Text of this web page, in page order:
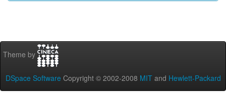
Theme by
DSpace Software Copyright © 2002-2008 MIT and Hewlett-Packard